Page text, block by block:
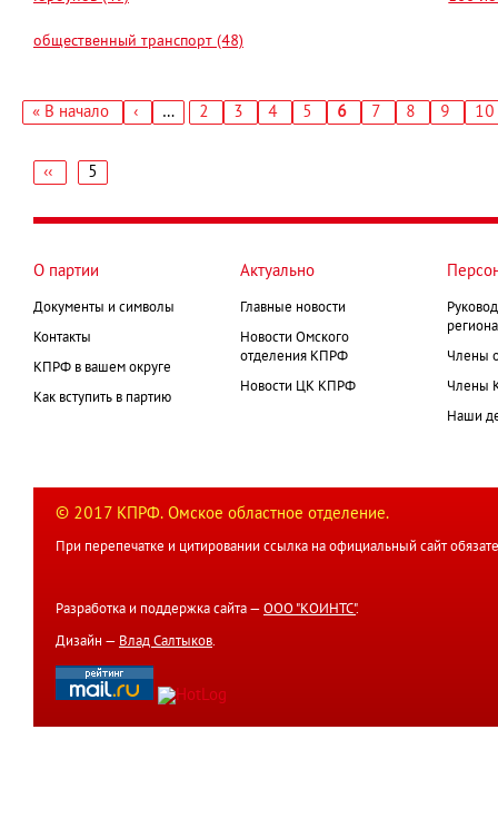
общественный транспорт (48)
Первая
« В начало ←
‹ … Страница
2 Страница
3 Страница
4 Страница
5
Текущая
6 Страница
7 Страница
8 9 10
страниц
←
‹‹ 5
О партии
Документы и символы
Контакты
КПРФ в вашем округе
Как вступить в партию
Актуально
Главные новости
Новости Омского
отделения КПРФ
Новости ЦК КПРФ
Члены
Члены
Наши
© 2017 КПРФ. Омское областное отделение.
При перепечатке и цитировании ссылка на официальный сайт
Разработка и поддержка сайта — ООО "КОИНТС".
Дизайн — Влад Салтыков.